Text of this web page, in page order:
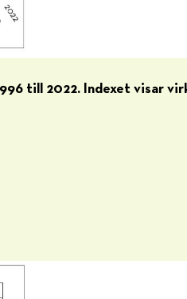
till 2022. Indexet visar